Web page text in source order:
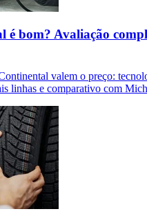
é bom? Avaliação
valem o preço:
linhas e comparativo com